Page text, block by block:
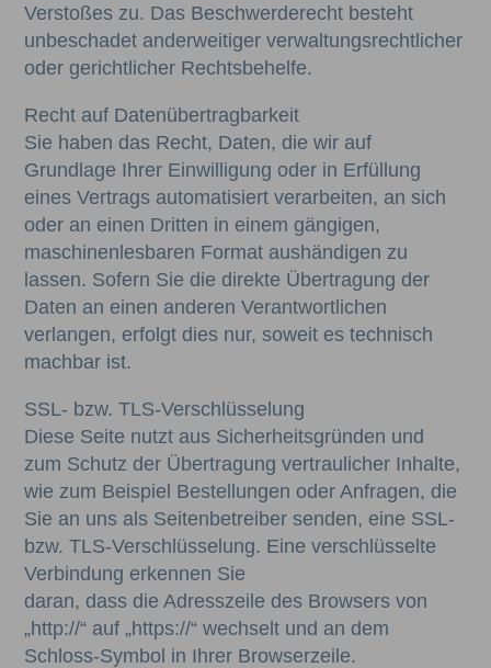
Verstoßes zu. Das Beschwerderecht besteht
unbeschadet anderweitiger verwaltungsrechtlicher
oder gerichtlicher Rechtsbehelfe.
Recht auf Datenübertragbarkeit
Sie haben das Recht, Daten, die wir auf
Grundlage Ihrer Einwilligung oder in Erfüllung
eines Vertrags automatisiert verarbeiten, an sich
oder an einen Dritten in einem gängigen,
maschinenlesbaren Format aushändigen zu
lassen. Sofern Sie die direkte Übertragung der
Daten an einen anderen Verantwortlichen
verlangen, erfolgt dies nur, soweit es technisch
machbar ist.
SSL- bzw. TLS-Verschlüsselung
Diese Seite nutzt aus Sicherheitsgründen und
zum Schutz der Übertragung vertraulicher Inhalte,
wie zum Beispiel Bestellungen oder Anfragen, die
Sie an uns als Seitenbetreiber senden, eine SSL-
bzw. TLS-Verschlüsselung. Eine verschlüsselte
Verbindung erkennen Sie
daran, dass die Adresszeile des Browsers von
„http://“ auf „https://“ wechselt und an dem
Schloss-Symbol in Ihrer Browserzeile.